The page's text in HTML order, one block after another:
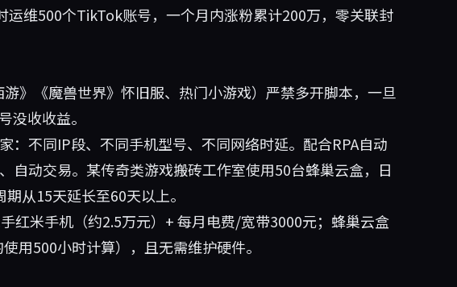
运维500个TikTok账号，一个月内涨粉累计200万，零关联封
》《魔兽世界》怀旧服、热门小游戏）严禁多开脚本，一旦
没收收益。
：不同IP段、不同手机型号、不同网络时延。配合RPA自动
自动交易。某传奇类游戏搬砖工作室使用50台蜂巢云盒，日
从15天延长至60天以上。
红米手机（约2.5万元）+ 每月电费/宽带3000元；蜂巢云盒
用500小时计算），且无需维护硬件。